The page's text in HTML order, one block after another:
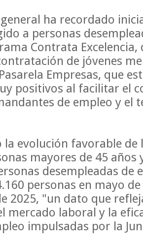
ha recordado
a personas
Contrata Excelencia,
de jóvenes
Empresas, que
positivos al facilitar el
de empleo y el
la evolución favorable de
mayores de 45
desempleadas de
personas en mayo
2025, "un dato que
mercado laboral y la
impulsadas por la